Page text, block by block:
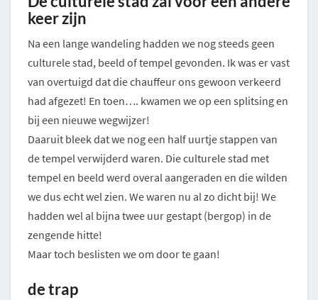
keer zijn
Na een lange wandeling hadden we nog steeds geen
culturele stad, beeld of tempel gevonden. Ik was er vast
van overtuigd dat die chauffeur ons gewoon verkeerd
had afgezet! En toen…. kwamen we op een splitsing en
bij een nieuwe wegwijzer!
Daaruit bleek dat we nog een half uurtje stappen van
de tempel verwijderd waren. Die culturele stad met
tempel en beeld werd overal aangeraden en die wilden
we dus echt wel zien. We waren nu al zo dicht bij! We
hadden wel al bijna twee uur gestapt (bergop) in de
zengende hitte!
Maar toch beslisten we om door te gaan!
de trap